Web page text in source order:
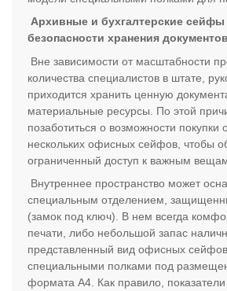
Архивные и бухгалтерские сейфы
безопасности хранения документов
Вне зависимости от масштабности
количества специалистов в штате,
приходится хранить ценную
материальные ресурсы. По этой
позаботиться о возможности покупки
нескольких офисных сейфов, чтобы
ограниченный доступ к важным
Внутреннее пространство может
специальным отделением,
(замок под ключ). В нем всегда
печати, либо небольшой запас
представленный вид офисных
специальными полками под
формата А4. Как правило,